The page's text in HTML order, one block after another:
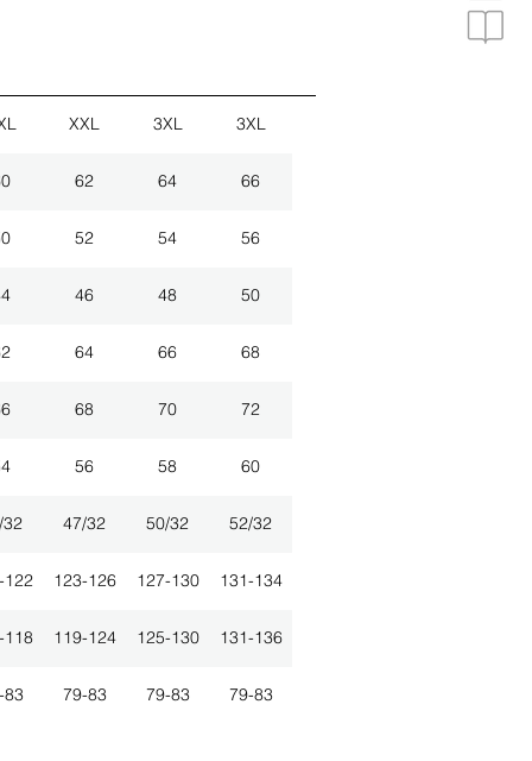
XXL 3XL 3XL
62 64 66
52 54 56
46 48 50
64 66 68
68 70 72
56 58 60
32 47/32 50/32 52/32
122 123-126 127-130 131-134
118 119-124 125-130 131-136
83 79-83 79-83 79-83